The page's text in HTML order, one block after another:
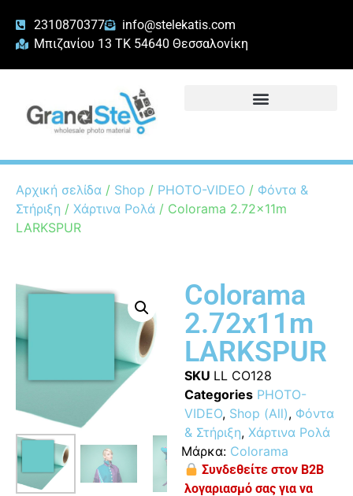
2310870377
info@stelekatis.com
Μπιζανίου 13 ΤΚ 54640 Θεσσαλονίκη
Αρχική σελίδα / Shop / PHOTO-VIDEO / Φόντα &
Στήριξη / Χάρτινα Ρολά / Colorama 2.72x11m
LARKSPUR
Colorama
2.72x11m
LARKSPUR
SKU LL CO128
Categories PHOTO-
VIDEO, Shop (All), Φόντα
& Στήριξη, Χάρτινα Ρολά
Μάρκα: Colorama
Συνδεθείτε στον B2B
λογαριασμό σας για να